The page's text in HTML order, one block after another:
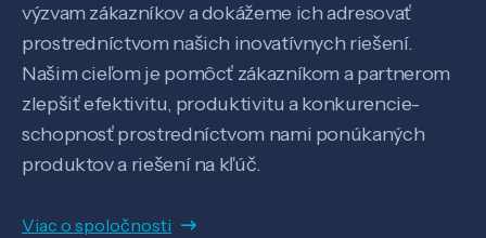
O nás
Kontakt
výzvam zákazníkov a dokážeme ich adresovať
prostredníctvom našich inovatívnych riešení.
Našim cieľom je pomôcť zákazníkom a partnerom
zlepšiť efektivitu, produktivitu a konkurencie-
schopnosť prostredníctvom nami ponúkaných
produktov a riešení na kľúč.
Viac o spoločnosti